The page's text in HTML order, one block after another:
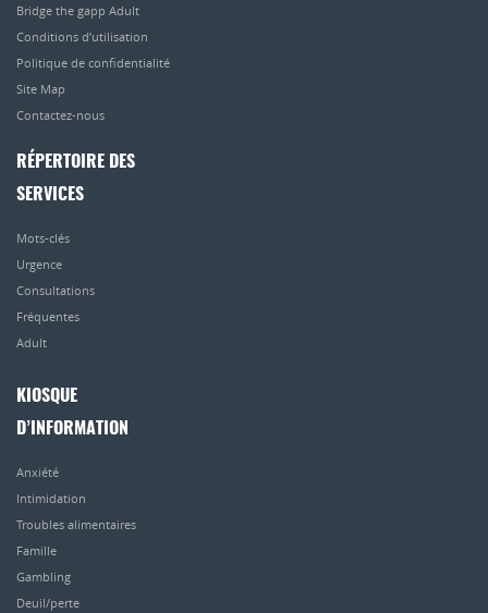
Bridge the gapp Adult
Conditions d’utilisation
Politique de confidentialité
Site Map
Contactez-nous
RÉPERTOIRE DES
SERVICES
Mots-clés
Urgence
Consultations
Fréquentes
Adult
KIOSQUE
D’INFORMATION
Anxiété
Intimidation
Troubles alimentaires
Famille
Gambling
Deuil/perte